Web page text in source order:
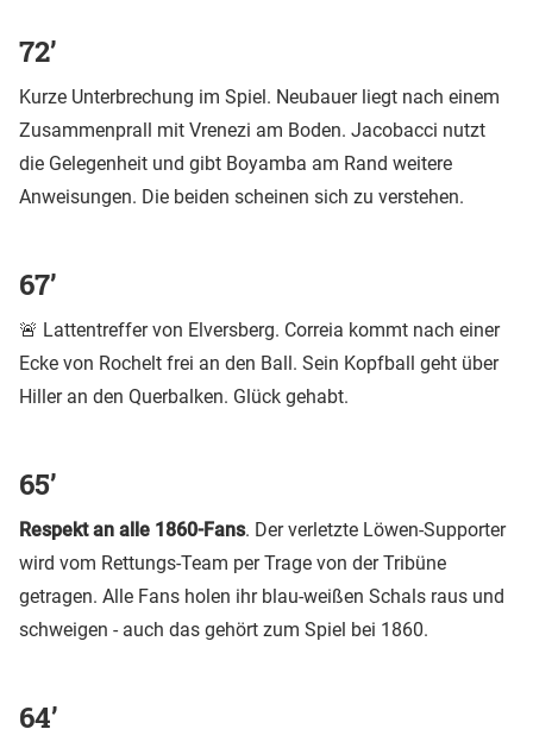
72’
Kurze Unterbrechung im Spiel. Neubauer liegt nach einem
Zusammenprall mit Vrenezi am Boden. Jacobacci nutzt
die Gelegenheit und gibt Boyamba am Rand weitere
Anweisungen. Die beiden scheinen sich zu verstehen.
67’
🚨 Lattentreffer von Elversberg. Correia kommt nach einer
Ecke von Rochelt frei an den Ball. Sein Kopfball geht über
Hiller an den Querbalken. Glück gehabt.
65’
Respekt an alle 1860-Fans. Der verletzte Löwen-Supporter
wird vom Rettungs-Team per Trage von der Tribüne
getragen. Alle Fans holen ihr blau-weißen Schals raus und
schweigen - auch das gehört zum Spiel bei 1860.
64’